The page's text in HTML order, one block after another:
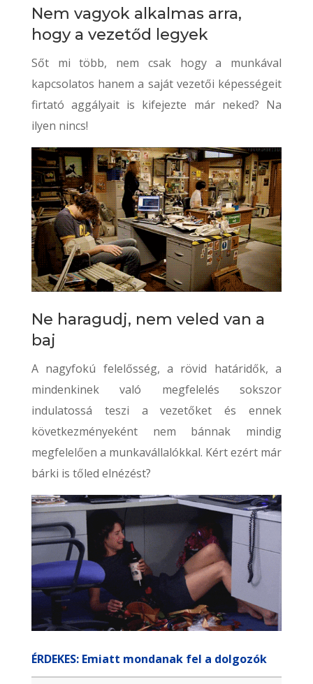
Nem vagyok alkalmas arra,
hogy a vezetőd legyek
Sőt mi több, nem csak hogy a munkával
kapcsolatos hanem a saját vezetői képességeit
firtató aggályait is kifejezte már neked? Na
ilyen nincs!
Ne haragudj, nem veled van a
baj
A nagyfokú felelősség, a rövid határidők, a
mindenkinek való megfelelés sokszor
indulatossá teszi a vezetőket és ennek
következményeként nem bánnak mindig
megfelelően a munkavállalókkal. Kért ezért már
bárki is tőled elnézést?
ÉRDEKES: Emiatt mondanak fel a dolgozók